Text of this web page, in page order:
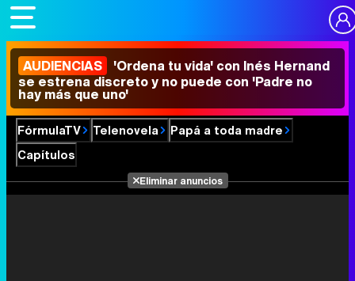
AUDIENCIAS 'Ordena tu vida' con Inés Hernand
se estrena discreto y no puede con 'Padre no
hay más que uno'
FórmulaTV Telenovela
Papá a toda madre
Capítulos
Eliminar anuncios